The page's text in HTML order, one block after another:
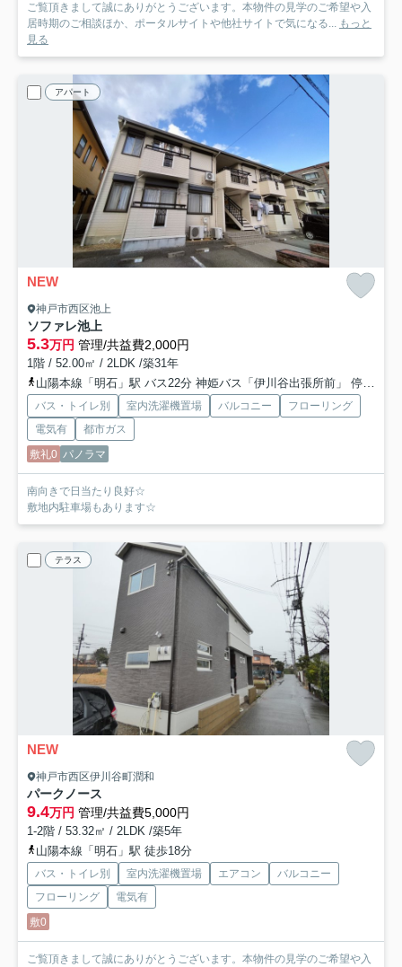
ご覧頂きまして誠にありがとうございます。本物件の見学のご希望や入
居時期のご相談ほか、ポータルサイトや他社サイトで気になる... もっと
見る
アパート
NEW
神戸市西区池上
ソファレ池上
5.3万円 管理/共益費2,000円
1階 / 52.00㎡ / 2LDK /築31年
山陽本線「明石」駅 バス22分 神姫バス「伊川谷出張所前」 停歩4分
バス・トイレ別 室内洗濯機置場 バルコニー
フローリング
電気有
都市ガス
敷礼0 パノラマ
南向きで日当たり良好☆
敷地内駐車場もあります☆
テラス
NEW
神戸市西区伊川谷町潤和
パークノース
9.4万円 管理/共益費5,000円
1-2階 / 53.32㎡ / 2LDK /築5年
山陽本線「明石」駅 徒歩18分
バス・トイレ別 室内洗濯機置場 エアコン
バルコニー
フローリング
電気有
敷0
ご覧頂きまして誠にありがとうございます。本物件の見学のご希望や入